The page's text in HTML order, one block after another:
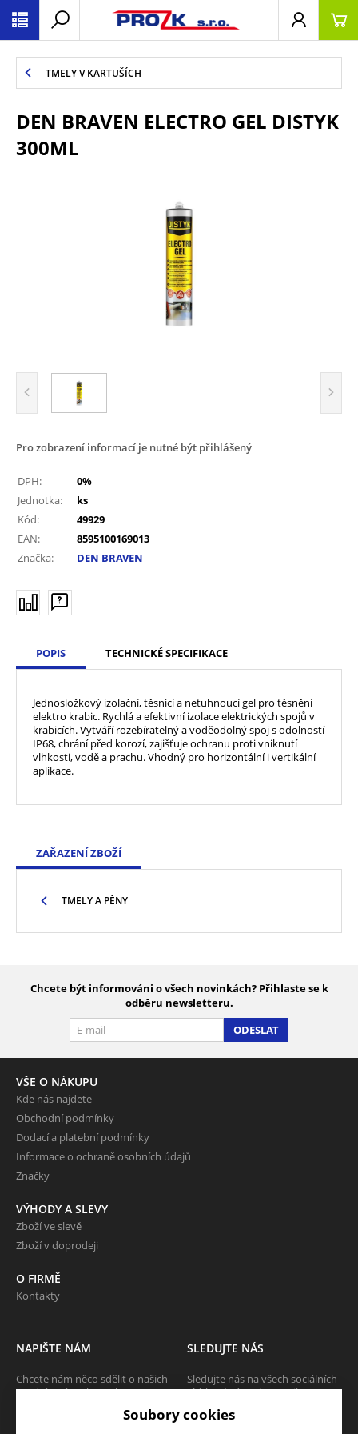
TMELY V KARTUŠÍCH
DEN BRAVEN ELECTRO GEL DISTYK
300ML
Pro zobrazení informací je nutné být přihlášený
DPH:
0%
Jednotka:
ks
Kód:
49929
EAN:
8595100169013
Značka:
DEN BRAVEN
POPIS TECHNICKÉ SPECIFIKACE
Jednosložkový izolační, těsnicí a netuhnoucí gel pro těsnění
elektro krabic. Rychlá a efektivní izolace elektrických spojů v
krabicích. Vytváří rozebíratelný a voděodolný spoj s odolností
IP68, chrání před korozí, zajišťuje ochranu proti vniknutí
vlhkosti, vodě a prachu. Vhodný pro horizontální i vertikální
aplikace.
ZAŘAZENÍ ZBOŽÍ
TMELY A PĚNY
Chcete být informováni o všech novinkách? Přihlaste se k
odběru newsletteru.
ODESLAT
VŠE O NÁKUPU
Kde nás najdete
Obchodní podmínky
Dodací a platební podmínky
Informace o ochraně osobních údajů
Značky
VÝHODY A SLEVY
Zboží ve slevě
Zboží v doprodeji
O FIRMĚ
Kontakty
NAPIŠTE NÁM
Chcete nám něco sdělit o našich
produktech nebo e-shopu?
SLEDUJTE NÁS
Sledujte nás na všech sociálních
sítích, ať Vám nic neunikne!
Soubory cookies